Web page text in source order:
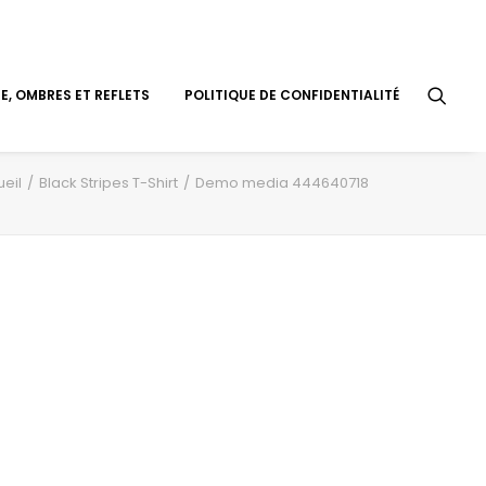
OMBRES ET REFLETS POLITIQUE DE CONFIDENTIALITÉ
Black Stripes T-Shirt Demo media 444640718